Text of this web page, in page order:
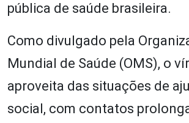
pública de saúde brasileira.
Como divulgado pela
Mundial de Saúde (OMS), o
aproveita das situações de
social, com contatos